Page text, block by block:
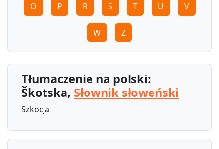
O P R S T U V
W Z
Tłumaczenie na polski:
Škotska, Słownik słoweński
Szkocja